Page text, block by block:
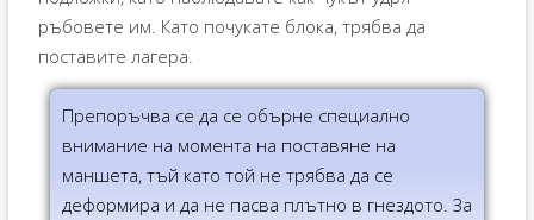
ръбовете им. Като почукате блока, трябва да
поставите лагера.
Препоръчва се да се обърне специално
внимание на момента на поставяне на
маншета, тъй като той не трябва да се
деформира и да не пасва плътно в гнездото. За